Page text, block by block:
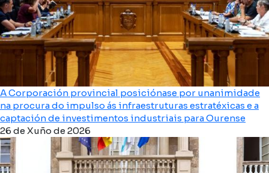
A Corporación provincial posiciónase por unanimidade
na procura do impulso ás infraestruturas estratéxicas e a
captación de investimentos industriais para Ourense
26 de Xuño de 2026